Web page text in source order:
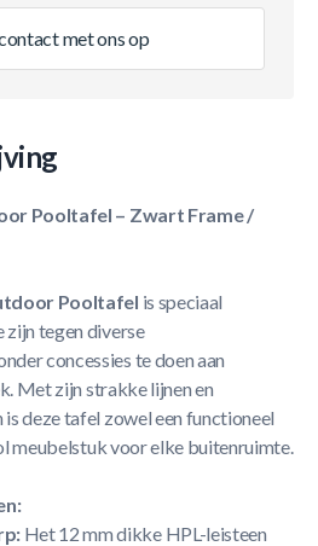
met ons op
Pooltafel – Zwart Frame /
Pooltafel is speciaal
tegen diverse
concessies te doen aan
Met zijn strakke lijnen en
deze tafel zowel een functioneel
meubelstuk voor elke buitenruimte.
Het 12 mm dikke HPL-leisteen